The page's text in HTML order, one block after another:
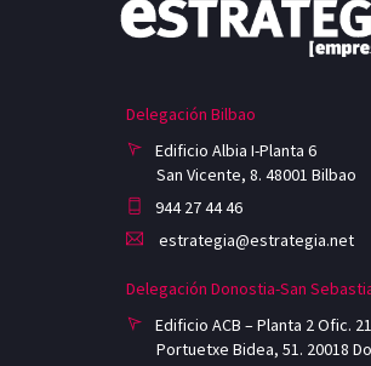
Delegación Bilbao
Edificio Albia I-Planta 6
San Vicente, 8. 48001 Bilbao
944 27 44 46
estrategia@estrategia.net
Delegación Donostia-San
Edificio ACB – Planta 2 Ofic.
Portuetxe Bidea, 51. 20018